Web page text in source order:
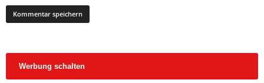
Werbung schalten